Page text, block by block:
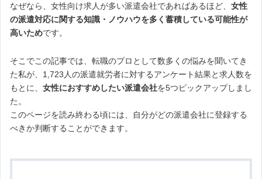
なぜなら、女性向け求人が多い派遣会社であればあるほど、 女性
の派遣対応に関する知識・ノウハウを多く蓄積している可能性が
高いためです。
そこでこの記事では、転職のプロとして数多くの悩みを聞いてき
た私が、1,723人の派遣就労者に対するアンケート結果と求人数を
もとに、 女性におすすめしたい派遣会社を5つピックアップしまし
た。
このページを読み終わる頃には、自分がどの派遣会社に登録する
べきか判断することができます。